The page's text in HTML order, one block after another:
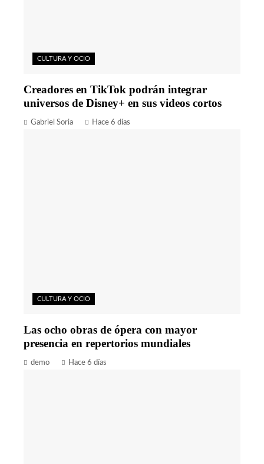
CULTURA Y OCIO
Creadores en TikTok podrán integrar
universos de Disney+ en sus videos cortos
Gabriel Soria Hace 6 días
CULTURA Y OCIO
Las ocho obras de ópera con mayor
presencia en repertorios mundiales
demo Hace 6 días